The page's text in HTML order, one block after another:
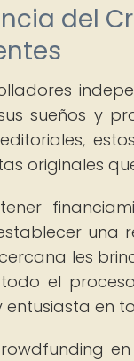
del
sueños y
originales
una
les
el
en